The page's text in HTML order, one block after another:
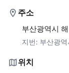
주소
부산광역시
지번: 부산광
위치